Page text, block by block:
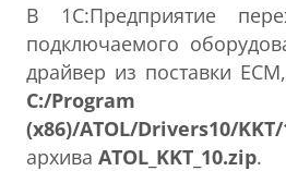
В 1С:Предприятие
подключаемого
драйвер из поставки
C:/
(x86)/ATOL/Drivers10/KKT/
архива ATOL_KKT_10.zip.